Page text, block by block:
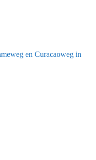
en Curacaoweg in